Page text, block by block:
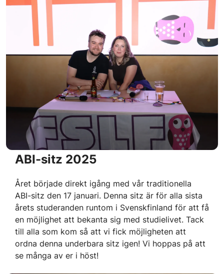
ABI-sitz 2025
Året började direkt igång med vår traditionella
ABI-sitz den 17 januari. Denna sitz är för alla sista
årets studeranden runtom i Svenskfinland för att få
en möjlighet att bekanta sig med studielivet. Tack
till alla som kom så att vi fick möjligheten att
ordna denna underbara sitz igen! Vi hoppas på att
se många av er i höst!